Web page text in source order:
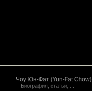
Чоу Юн-Фат (Yun-Fat Chow)
Биография, статьи, ...